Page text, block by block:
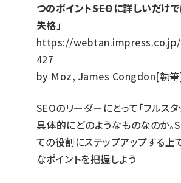
つのポイント――SEOに詳しいだけ
失格」
https://
427
by Moz, James Congdon[執
SEOのリーダーにとって「フルス
具体的にどのようなものなのか。
ての役割にステップアップする
なポイントを把握しよう